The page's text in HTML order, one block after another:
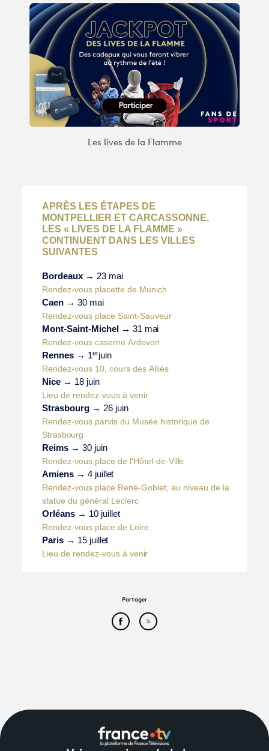
Les lives de la Flamme
APRÈS LES ÉTAPES DE
MONTPELLIER ET CARCASSONNE,
LES « LIVES DE LA FLAMME »
CONTINUENT DANS LES VILLES
SUIVANTES
Bordeaux → 23 mai
Rendez-vous placette de Munich
Caen → 30 mai
Rendez-vous place Saint-Sauveur
Mont-Saint-Michel
→ 31 mai
Rendez-vous caserneArdevon
Rennes → 1erjuin
Rendez-vous 10, cours desAlliés
Nice → 18 juin
Lieu de rendez-vous àvenir
Strasbourg → 26 juin
Rendez-vous parvis du Musée historique de
Strasbourg
Reims → 30 juin
Rendez-vous place de l’Hôtel-de-Ville
Amiens → 4 juillet
Rendez-vous place René-Goblet, au niveau de la
statue du général Leclerc
Orléans → 10 juillet
Rendez-vous place de Loire
Paris → 15 juillet
Lieu de rendez-vous àvenir
Partager
Partager cet article sur
Partager cet article sur